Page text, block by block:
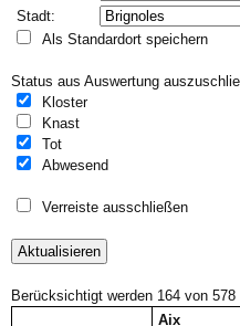
Stadt:
Als Standardort speichern
Status aus Auswertung
Kloster
Knast
Tot
Abwesend
Verreiste ausschließen
Berücksichtigt werden 164 von 578
Aix